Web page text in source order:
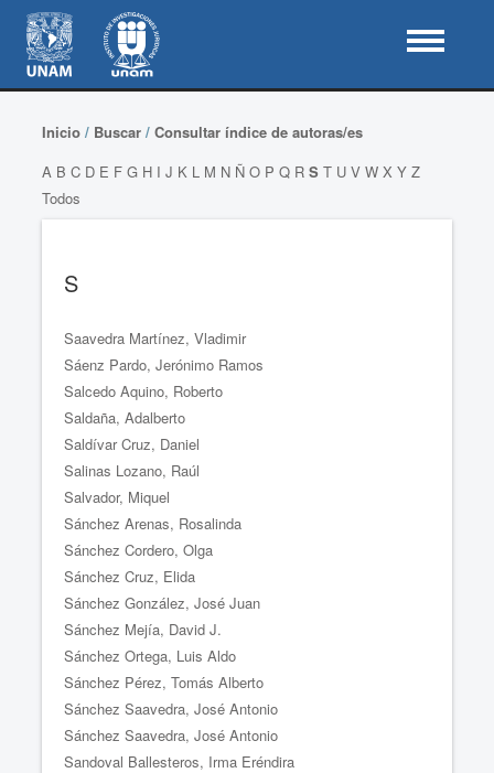
Inicio/ Buscar/ Consultar índice de autoras/es
A B C D E F G H I J K L M N Ñ O P Q R S T U V W X Y Z
Todos
S
Saavedra Martínez, Vladimir
Sáenz Pardo, Jerónimo Ramos
Salcedo Aquino, Roberto
Saldaña, Adalberto
Saldívar Cruz, Daniel
Salinas Lozano, Raúl
Salvador, Miquel
Sánchez Arenas, Rosalinda
Sánchez Cordero, Olga
Sánchez Cruz, Elida
Sánchez González, José Juan
Sánchez Mejía, David J.
Sánchez Ortega, Luis Aldo
Sánchez Pérez, Tomás Alberto
Sánchez Saavedra, José Antonio
Sánchez Saavedra, José Antonio
Sandoval Ballesteros, Irma Eréndira